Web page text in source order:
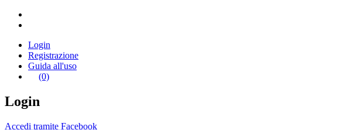
Login
Registrazione
Guida all'uso
(0)
Login
Accedi tramite Facebook